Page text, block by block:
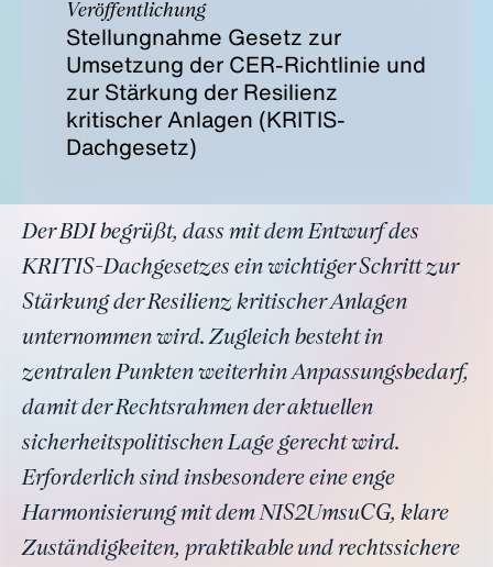
Veröffentlichung
Stellungnahme Gesetz zur
Umsetzung der CER-Richtlinie und
zur Stärkung der Resilienz
kritischer Anlagen (KRITIS-
Dachgesetz)
Der BDI begrüßt, dass mit dem Entwurf des
KRITIS-Dachgesetzes ein wichtiger Schritt zur
Stärkung der Resilienz kritischer Anlagen
unternommen wird. Zugleich besteht in
zentralen Punkten weiterhin Anpassungsbedarf,
damit der Rechtsrahmen der aktuellen
sicherheitspolitischen Lage gerecht wird.
Erforderlich sind insbesondere eine enge
Harmonisierung mit dem NIS2UmsuCG, klare
Zuständigkeiten, praktikable und rechtssichere